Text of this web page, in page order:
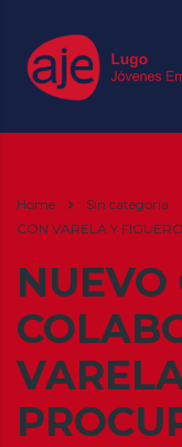
Home Sin categoría
CON VARELA Y
NUEVO